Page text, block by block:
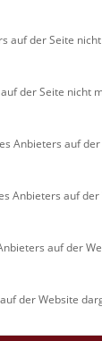
war das
und
Jahre
die
auf der Seite
der Seite nicht
Anbieters auf
Anbieters auf
auf der
der Website